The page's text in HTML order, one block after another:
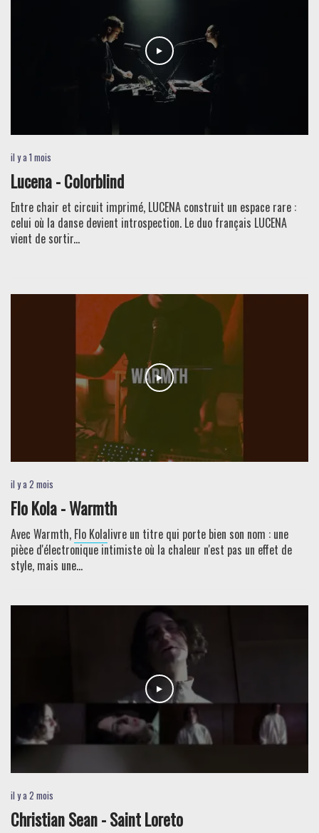
il y a 1 mois
Lucena - Colorblind
Entre chair et circuit imprimé, LUCENA construit un espace rare :
celui où la danse devient introspection. Le duo français LUCENA
vient de sortir...
il y a 2 mois
Flo Kola - Warmth
Avec Warmth, Flo Kolalivre un titre qui porte bien son nom : une
pièce d'électronique intimiste où la chaleur n'est pas un effet de
style, mais une...
il y a 2 mois
Christian Sean - Saint Loreto